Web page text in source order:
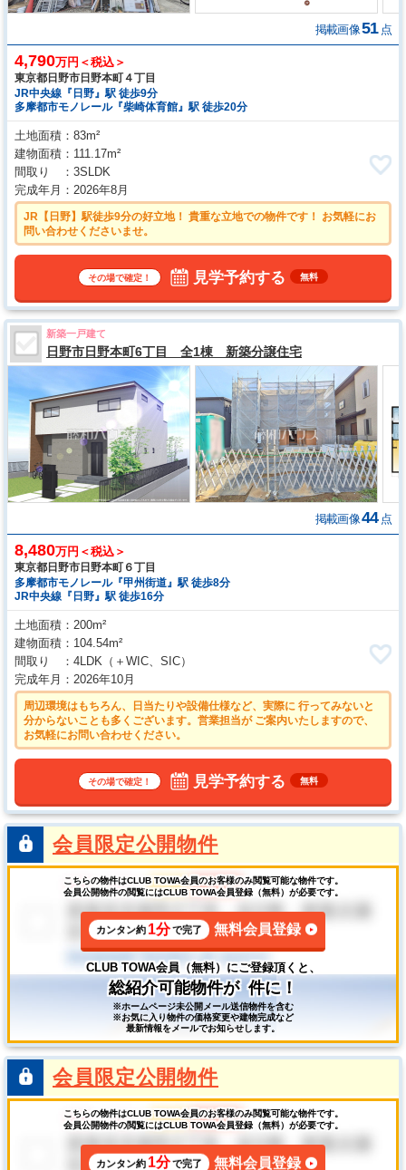
掲載画像51 点
4,790万円＜税込＞
東京都日野市日野本町４丁目
JR中央線『日野』駅 徒歩9分
多摩都市モノレール『柴崎体育館』駅 徒歩20分
土地面積
83m²
建物面積
111.17m²
間取り
3SLDK
完成年月
2026年8月
JR【日野】駅徒歩9分の好立地！ 貴重な立地での物件です！ お気軽にお
問い合わせくださいませ。
その場で確定！ 見学予約する 無料
新築一戸建て
日野市日野本町6丁目 全1棟 新築分譲住宅
掲載画像44 点
8,480万円＜税込＞
東京都日野市日野本町６丁目
多摩都市モノレール『甲州街道』駅 徒歩8分
JR中央線『日野』駅 徒歩16分
土地面積
200m²
建物面積
104.54m²
間取り
4LDK （＋WIC、SIC）
完成年月
2026年10月
周辺環境はもちろん、日当たりや設備仕様など、実際に 行ってみないと
分からないことも多くございます。営業担当が ご案内いたしますので、
お気軽にお問い合わせください。
その場で確定！ 見学予約する 無料
会員限定公開物件
こちらの物件はCLUB TOWA会員のお客様のみ閲覧可能な物件です。
会員公開物件の閲覧にはCLUB TOWA会員登録（無料）が必要です。
カンタン約 1分で完了 無料会員登録
CLUB TOWA会員（無料）にご登録頂くと、
総紹介可能物件が 件に！
※ホームページ未公開メール送信物件を含む
※お気に入り物件の価格変更や建物完成など
最新情報をメールでお知らせします。
会員限定公開物件
こちらの物件はCLUB TOWA会員のお客様のみ閲覧可能な物件です。
会員公開物件の閲覧にはCLUB TOWA会員登録（無料）が必要です。
カンタン約 1分で完了 無料会員登録